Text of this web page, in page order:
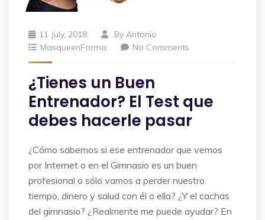
11 July, 2018 By Antonio
MasqueenForma
No Comments
¿Tienes un Buen
Entrenador? El Test que
debes hacerle pasar
¿Cómo sabemos si ese entrenador que vemos
por Internet o en el Gimnasio es un buen
profesional o sólo vamos a perder nuestro
tiempo, dinero y salud con él o ella? ¿Y el cachas
del gimnasio? ¿Realmente me puede ayudar? En